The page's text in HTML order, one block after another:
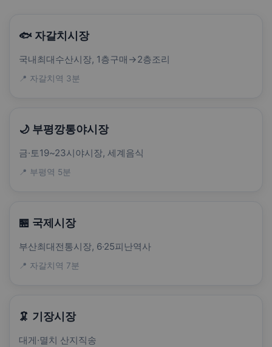
🐟 자갈치시장
국내최대수산시장, 1층구매→2층조리
📍 자갈치역 3분
🌙 부평깡통야시장
금·토19~23시야시장, 세계음식
📍 부평역 5분
🏪 국제시장
부산최대전통시장, 6·25피난역사
📍 자갈치역 7분
🦑 기장시장
대게·멸치 산지직송